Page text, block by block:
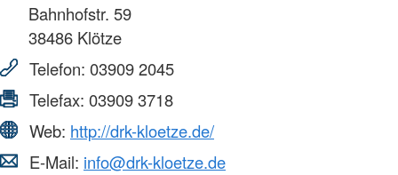
Bahnhofstr. 59
38486 Klötze
Telefon: 03909 2045
Telefax: 03909 3718
Web: http://drk-kloetze.de/
E-Mail: info@drk-kloetze.de